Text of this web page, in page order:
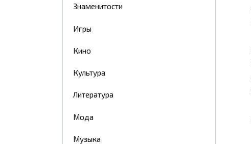
Знаменитости
Игры
Кино
Культура
Литература
Мода
Музыка